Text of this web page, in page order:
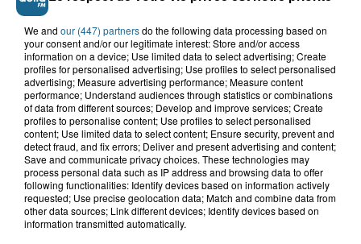
Saint-Omer : un enfant gravement brûlé
après l'explosion d'un jouet...
Valérie, 46 ans, portée disparue
We and our (447) partnersdo the following data processing based on
your consent and/or our legitimate interest: Store and/or access
information on a device; Use limited data to select advertising; Create
profiles for personalised advertising; Use profiles to select personalised
advertising; Measure advertising performance; Measure content
performance; Understand audiences through statistics or combinations
of data from different sources; Develop and improve services; Create
profiles to personalise content; Use profiles to select personalised
content; Use limited data to select content; Ensure security, prevent and
detect fraud, and fix errors; Deliver and present advertising and content;
Save and communicate privacy choices. These technologies may
process personal data such as IP address and browsing data to offer
following functionalities: Identify devices based on information actively
requested; Use precise geolocation data; Match and combine data from
other data sources; Link different devices; Identify devices based on
information transmitted automatically.